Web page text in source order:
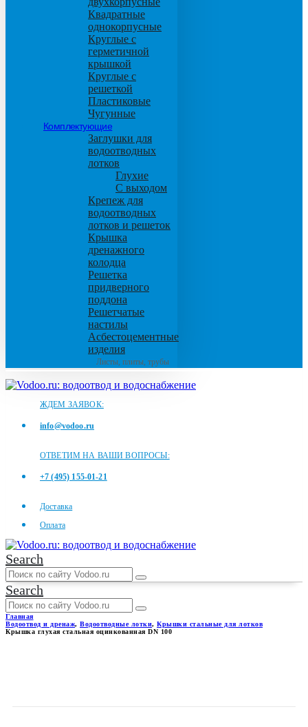
Квадратные
однокорпусные
Круглые с
герметичной
крышкой
Круглые с
решеткой
Пластиковые
Чугунные
Комплектующие
Заглушки для
водоотводных
лотков
Глухие
С выходом
Крепеж для
водоотводных
лотков и решеток
Крышка
дренажного
колодца
Решетка
придверного
поддона
Решетчатые
настилы
Асбестоцементные
изделия
Листы, плиты, трубы
ЖДЕМ ЗАЯВОК:
info@vodoo.ru
ОТВЕТИМ НА ВАШИ ВОПРОСЫ:
+7 (495) 155-01-21
Доставка
Оплата
Search
Search
Главная
Водоотвод и дренаж, Водоотводные лотки, Крышки стальные для лотков
Крышка глухая стальная оцинкованная DN 100